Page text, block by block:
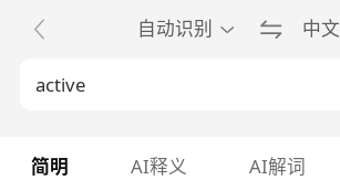
自动识别 中文
简明 AI释义 AI解词